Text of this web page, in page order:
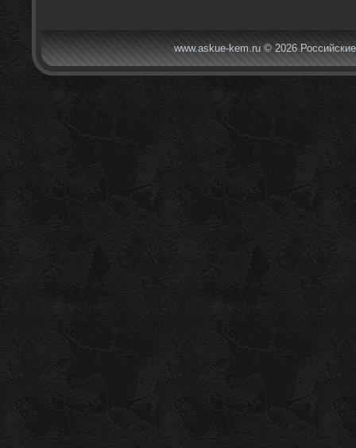
www.askue-kem.ru © 2026